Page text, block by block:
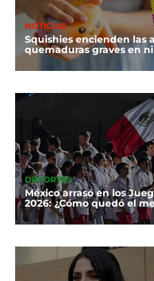
NOTICIAS
Squishies encienden las
quemaduras graves en
DEPORTES
México arrasó en los
2026: ¿Cómo quedó el